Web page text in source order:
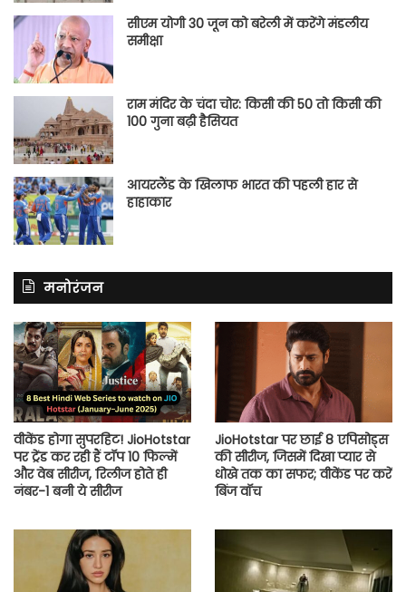
सीएम योगी 30 जून को बरेली में करेंगे मंडलीय
समीक्षा
राम मंदिर के चंदा चोर: किसी की 50 तो किसी की
100 गुना बढ़ी हैसियत
आयरलैंड के खिलाफ भारत की पहली हार से
हाहाकार
मनोरंजन
वीकेंड होगा सुपरहिट! JioHotstar
पर ट्रेंड कर रही हैं टॉप 10 फिल्में
और वेब सीरीज, रिलीज होते ही
नंबर-1 बनी ये सीरीज
JioHotstar पर छाई 8 एपिसोड्स
की सीरीज, जिसमें दिखा प्यार से
धोखे तक का सफर; वीकेंड पर करें
बिंज वॉच